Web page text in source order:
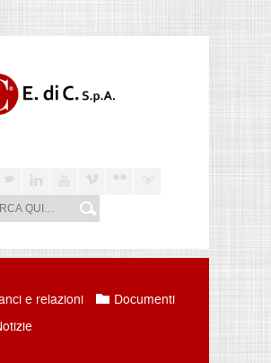
t l y v n j
e relazioni
Documenti